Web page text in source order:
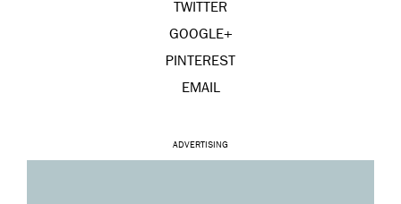
TWITTER
GOOGLE+
PINTEREST
EMAIL
ADVERTISING